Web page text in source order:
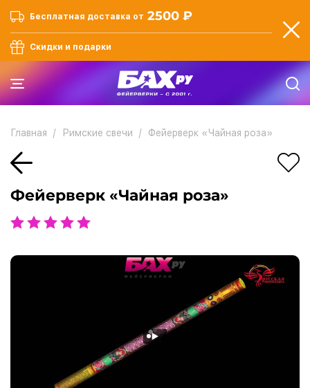
Бесплатная доставка от 2500 ₽
Скидки и подарки
Главная Римские свечи Фейерверк «Чайная роза»
Фейерверк «Чайная роза»